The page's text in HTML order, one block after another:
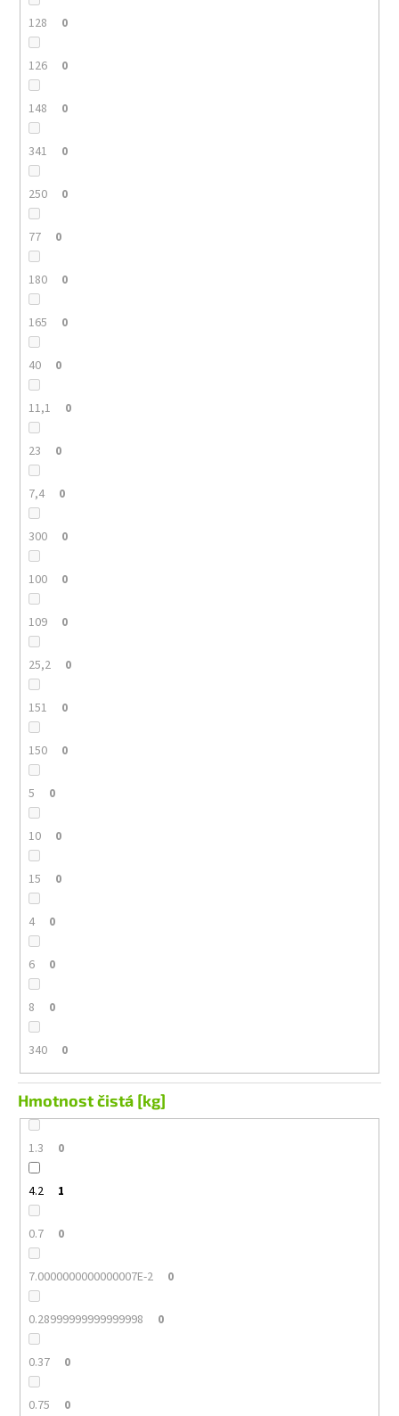
128 0
126 0
148 0
341 0
250 0
77 0
180 0
165 0
40 0
11,1 0
23 0
7,4 0
300 0
100 0
109 0
25,2 0
151 0
150 0
5 0
10 0
15 0
4 0
6 0
8 0
340 0
Hmotnost čistá [kg]
1.3 0
4.2 1
0.7 0
7.0000000000000007E-2 0
0.28999999999999998 0
0.37 0
0.75 0